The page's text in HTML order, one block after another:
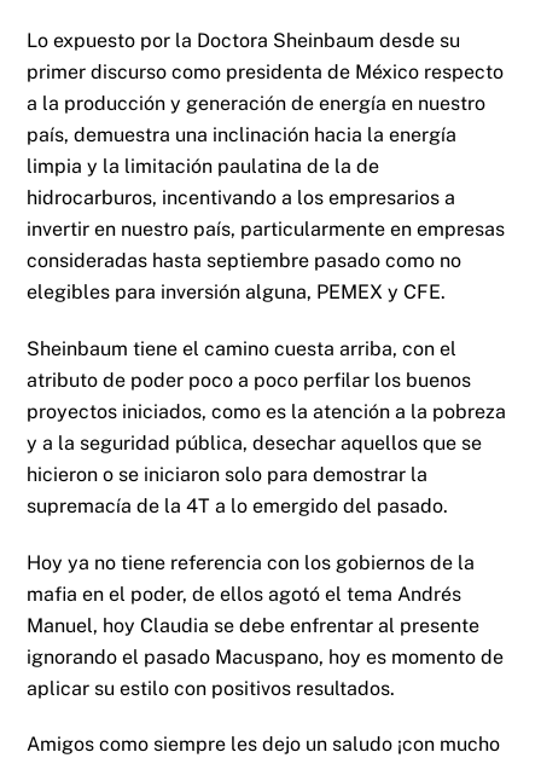
Lo expuesto por la Doctora Sheinbaum desde su
primer discurso como presidenta de México respecto
a la producción y generación de energía en nuestro
país, demuestra una inclinación hacia la energía
limpia y la limitación paulatina de la de
hidrocarburos, incentivando a los empresarios a
invertir en nuestro país, particularmente en empresas
consideradas hasta septiembre pasado como no
elegibles para inversión alguna, PEMEX y CFE.
Sheinbaum tiene el camino cuesta arriba, con el
atributo de poder poco a poco perfilar los buenos
proyectos iniciados, como es la atención a la pobreza
y a la seguridad pública, desechar aquellos que se
hicieron o se iniciaron solo para demostrar la
supremacía de la 4T a lo emergido del pasado.
Hoy ya no tiene referencia con los gobiernos de la
mafia en el poder, de ellos agotó el tema Andrés
Manuel, hoy Claudia se debe enfrentar al presente
ignorando el pasado Macuspano, hoy es momento de
aplicar su estilo con positivos resultados.
Amigos como siempre les dejo un saludo ¡con mucho